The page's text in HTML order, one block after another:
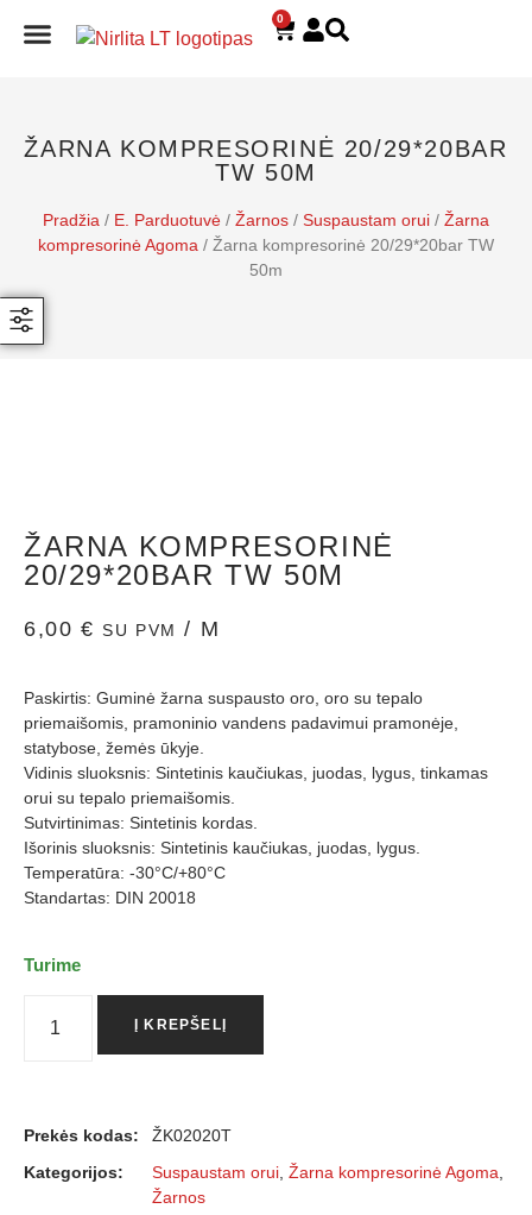
0
ŽARNA KOMPRESORINĖ 20/29*20BAR
TW 50M
Pradžia / E. Parduotuvė / Žarnos / Suspaustam orui / Žarna
kompresorinė Agoma / Žarna kompresorinė 20/29*20bar TW
50m
ŽARNA KOMPRESORINĖ
20/29*20BAR TW 50M
6,00 € SU PVM / M
Paskirtis: Guminė žarna suspausto oro, oro su tepalo
priemaišomis, pramoninio vandens padavimui pramonėje,
statybose, žemės ūkyje.
Vidinis sluoksnis: Sintetinis kaučiukas, juodas, lygus, tinkamas
orui su tepalo priemaišomis.
Sutvirtinimas: Sintetinis kordas.
Išorinis sluoksnis: Sintetinis kaučiukas, juodas, lygus.
Temperatūra: -30°C/+80°C
Standartas: DIN 20018
Turime
Į KREPŠELĮ
Prekės kodas:
ŽK02020T
Kategorijos:
Suspaustam orui Žarna kompresorinė Agoma
Žarnos